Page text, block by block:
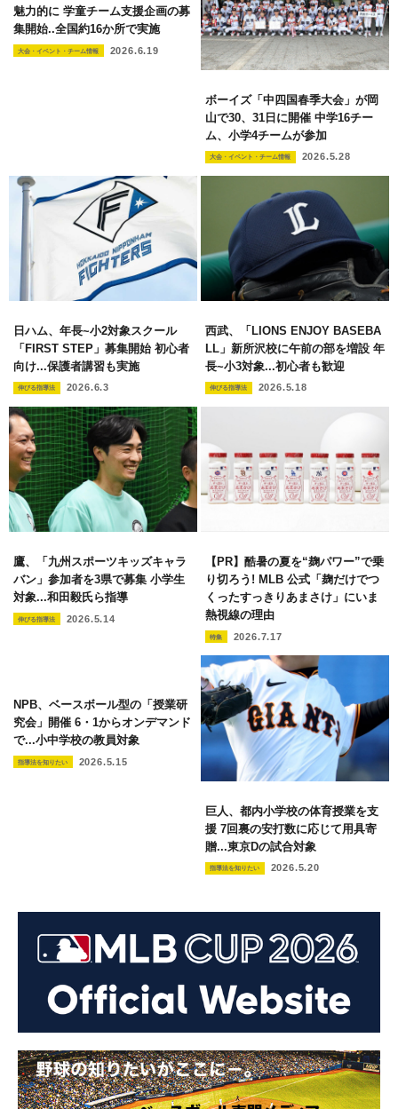
魅力的に 学童チーム支援企画の募
集開始..全国約16か所で実施
大会・イベント・チーム情報 2026.6.19
ボーイズ「中四国春季大会」が岡
山で30、31日に開催 中学16チー
ム、小学4チームが参加
大会・イベント・チーム情報 2026.5.28
日ハム、年長~小2対象スクール
「FIRST STEP」募集開始 初心者
向け...保護者講習も実施
伸びる指導法 2026.6.3
西武、「LIONS ENJOY BASEBA
LL」新所沢校に午前の部を増設 年
長~小3対象...初心者も歓迎
伸びる指導法 2026.5.18
鷹、「九州スポーツキッズキャラ
バン」参加者を3県で募集 小学生
対象...和田毅氏ら指導
伸びる指導法 2026.5.14
【PR】酷暑の夏を“麹パワー”で乗
り切ろう! MLB 公式「麹だけでつ
くったすっきりあまさけ」にいま
熱視線の理由
特集 2026.7.17
NPB、ベースボール型の「授業研
究会」開催 6・1からオンデマンド
で...小中学校の教員対象
指導法を知りたい 2026.5.15
巨人、都内小学校の体育授業を支
援 7回裏の安打数に応じて用具寄
贈...東京Dの試合対象
指導法を知りたい 2026.5.20